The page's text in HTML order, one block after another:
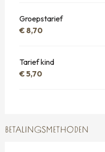
Groepstarief
€ 8,70
Tarief kind
€ 5,70
BETALINGSMETHODEN